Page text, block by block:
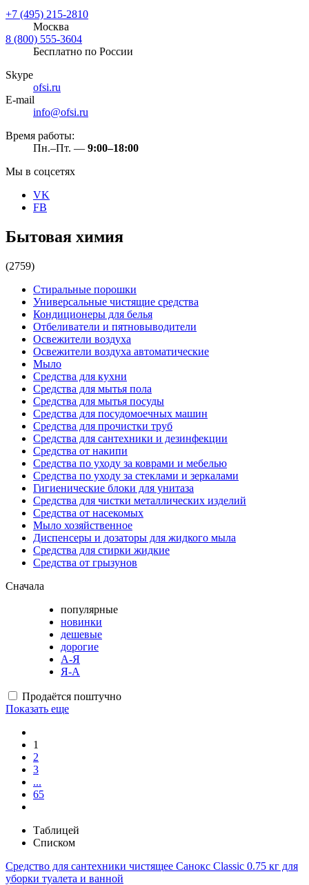
+7 (495) 215-2810
Москва
8 (800) 555-3604
Бесплатно по России
Skype
ofsi.ru
E-mail
info@ofsi.ru
Время работы:
Пн.–Пт. — 9:00–18:00
Мы в соцсетях
VK
FB
Бытовая химия
(2759)
Стиральные порошки
Универсальные чистящие средства
Кондиционеры для белья
Отбеливатели и пятновыводители
Освежители воздуха
Освежители воздуха автоматические
Мыло
Средства для кухни
Средства для мытья пола
Средства для мытья посуды
Средства для посудомоечных машин
Средства для прочистки труб
Средства для сантехники и дезинфекции
Средства от накипи
Средства по уходу за коврами и мебелью
Средства по уходу за стеклами и зеркалами
Гигиенические блоки для унитаза
Средства для чистки металлических изделий
Средства от насекомых
Мыло хозяйственное
Диспенсеры и дозаторы для жидкого мыла
Средства для стирки жидкие
Средства от грызунов
Сначала
популярные
новинки
дешевые
дорогие
А-Я
Я-А
Продаётся поштучно
Показать еще
1
2
3
...
65
Таблицей
Списком
Средство для сантехники чистящее Санокс Classic 0.75 кг для
уборки туалета и ванной